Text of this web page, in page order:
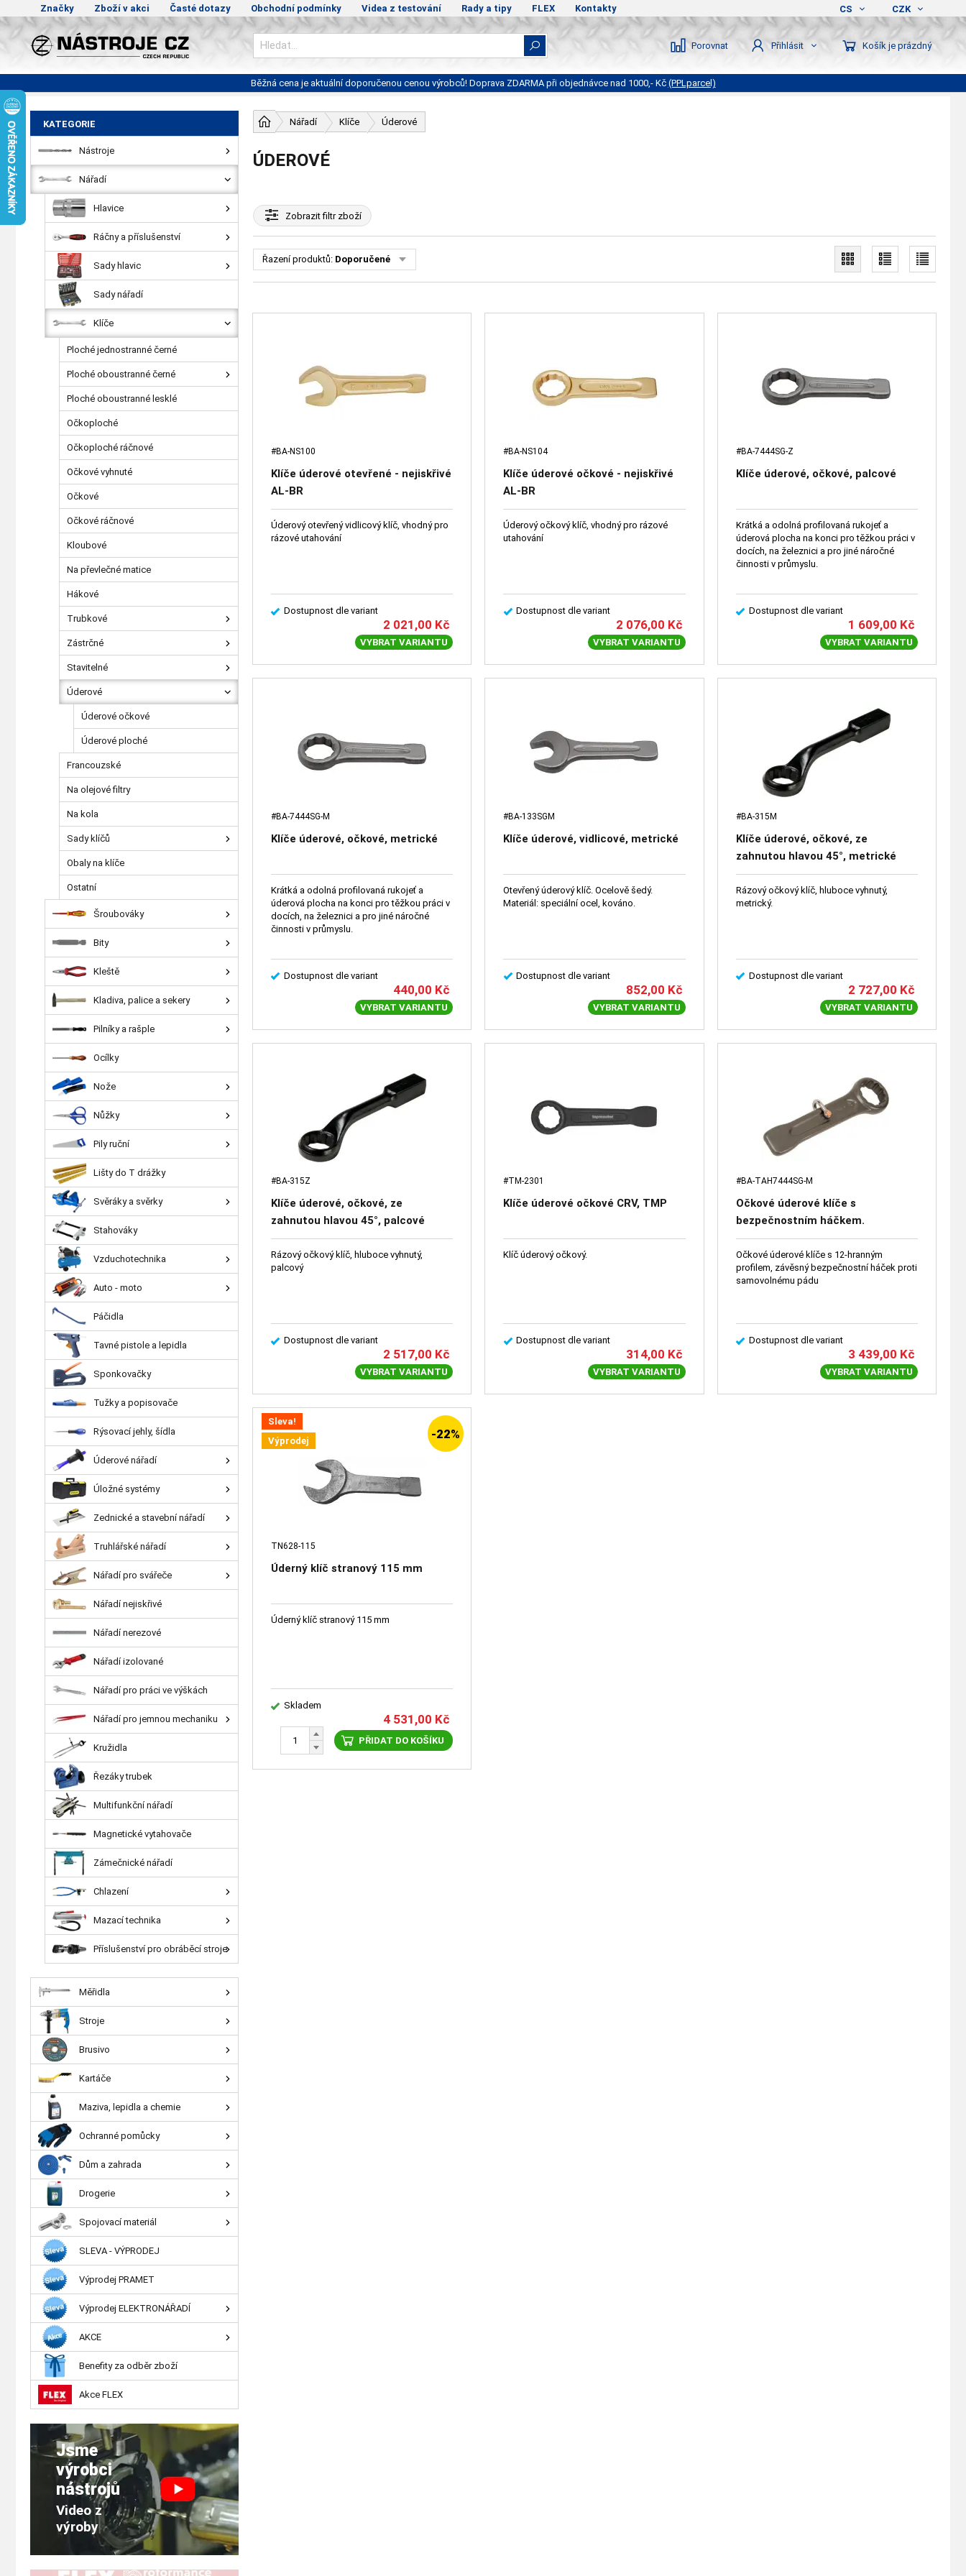
Značky Zboží v akci Časté dotazy Obchodní podmínky Videa z testování Rady a tipy FLEX Kontakty CS CZK
Porovnat Přihlásit Košík je prázdný
Běžná cena je aktuální doporučenou cenou výrobců! Doprava ZDARMA při objednávce nad 1000,- Kč (PPLparcel)
Nářadí Klíče Úderové
ÚDEROVÉ
Zobrazitfiltr zboží
Řazení produktů: Doporučené
#BA-NS100
Klíče úderové otevřené - nejiskřivé
AL-BR
Úderový otevřený vidlicový klíč, vhodný pro
rázové utahování
Dostupnost dle variant
2 021,00 Kč
VYBRAT VARIANTU
#BA-NS104
Klíče úderové očkové - nejiskřivé
AL-BR
Úderový očkový klíč, vhodný pro rázové
utahování
Dostupnost dle variant
2 076,00 Kč
VYBRAT VARIANTU
#BA-7444SG-Z
Klíče úderové, očkové, palcové
Krátká a odolná profilovaná rukojeť a
úderová plocha na konci pro těžkou práci v
docích, na železnici a pro jiné náročné
činnosti v průmyslu.
Dostupnost dle variant
1 609,00 Kč
VYBRAT VARIANTU
#BA-7444SG-M
Klíče úderové, očkové, metrické
Krátká a odolná profilovaná rukojeť a
úderová plocha na konci pro těžkou práci v
docích, na železnici a pro jiné náročné
činnosti v průmyslu.
Dostupnost dle variant
440,00 Kč
VYBRAT VARIANTU
#BA-133SGM
Klíče úderové, vidlicové, metrické
Otevřený úderový klíč. Ocelově šedý.
Materiál: speciální ocel, kováno.
Dostupnost dle variant
852,00 Kč
VYBRAT VARIANTU
#BA-315M
Klíče úderové, očkové, ze
zahnutou hlavou 45°, metrické
Rázový očkový klíč, hluboce vyhnutý,
metrický.
Dostupnost dle variant
2 727,00 Kč
VYBRAT VARIANTU
#BA-315Z
Klíče úderové, očkové, ze
zahnutou hlavou 45°, palcové
Rázový očkový klíč, hluboce vyhnutý,
palcový
Dostupnost dle variant
2 517,00 Kč
VYBRAT VARIANTU
#TM-2301
Klíče úderové očkové CRV, TMP
Klíč úderový očkový.
Dostupnost dle variant
314,00 Kč
VYBRAT VARIANTU
#BA-TAH7444SG-M
Očkové úderové klíče s
bezpečnostním háčkem.
Připraveno pro práci ve výškách –
36 mm
Očkové úderové klíče s 12-hranným
profilem, závěsný bezpečnostní háček proti
samovolnému pádu
Dostupnost dle variant
3 439,00 Kč
VYBRAT VARIANTU
Sleva!
Výprodej
-22%
TN628-115
Úderný klíč stranový 115 mm
Úderný klíč stranový 115 mm
Skladem
4 531,00 Kč
PŘIDAT DO KOŠÍKU
KATEGORIE
Nástroje
Nářadí
Hlavice
Ráčny a příslušenství
Sady hlavic
Sady nářadí
Klíče
Ploché jednostranné černé
Ploché oboustranné černé
Ploché oboustranné lesklé
Očkoploché
Očkoploché ráčnové
Očkové vyhnuté
Očkové
Očkové ráčnové
Kloubové
Na převlečné matice
Hákové
Trubkové
Zástrčné
Stavitelné
Úderové
Úderové očkové
Úderové ploché
Francouzské
Na olejové filtry
Na kola
Sady klíčů
Obaly na klíče
Ostatní
Šroubováky
Bity
Kleště
Kladiva, palice a sekery
Pilníky a rašple
Ocílky
Nože
Nůžky
Pily ruční
Lišty do T drážky
Svěráky a svěrky
Stahováky
Vzduchotechnika
Auto - moto
Páčidla
Tavné pistole a lepidla
Sponkovačky
Tužky a popisovače
Rýsovací jehly, šídla
Úderové nářadí
Úložné systémy
Zednické a stavební nářadí
Truhlářské nářadí
Nářadí pro svářeče
Nářadí nejiskřivé
Nářadí nerezové
Nářadí izolované
Nářadí pro práci ve výškách
Nářadí pro jemnou mechaniku
Kružidla
Řezáky trubek
Multifunkční nářadí
Magnetické vytahovače
Zámečnické nářadí
Chlazení
Mazací technika
Příslušenství pro obráběcí stroje
Měřidla
Stroje
Brusivo
Kartáče
Maziva, lepidla a chemie
Ochranné pomůcky
Dům a zahrada
Drogerie
Spojovací materiál
SLEVA - VÝPRODEJ
Výprodej PRAMET
Výprodej ELEKTRONÁŘADÍ
AKCE
Benefity za odběr zboží
Akce FLEX
Jsme
výrobci
nástrojů
Video z
výroby